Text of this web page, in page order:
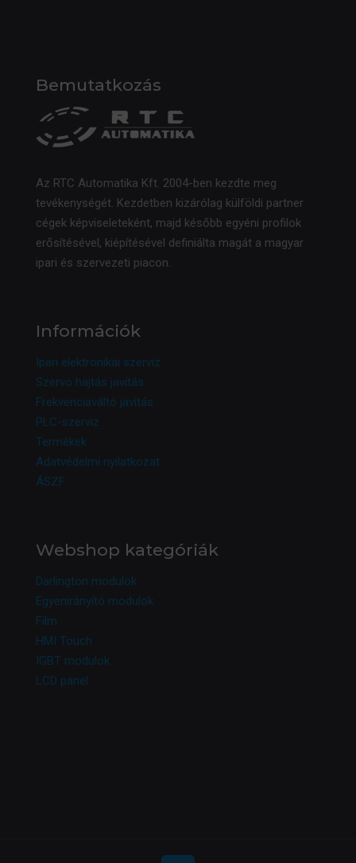
Bemutatkozás
Az RTC Automatika Kft. 2004-ben kezdte meg
tevékenységét. Kezdetben kizárólag külföldi partner
cégek képviseleteként, majd később egyéni profilok
erősítésével, kiépítésével definiálta magát a magyar
ipari és szervezeti piacon.
Információk
Ipari elektronikai szerviz
Szervo hajtás javítás
Frekvenciaváltó javítás
PLC-szerviz
Termékek
Adatvédelmi nyilatkozat
ÁSZF
Webshop kategóriák
Darlington modulok
Egyenirányító modulok
Film
HMI Touch
IGBT modulok
LCD panel